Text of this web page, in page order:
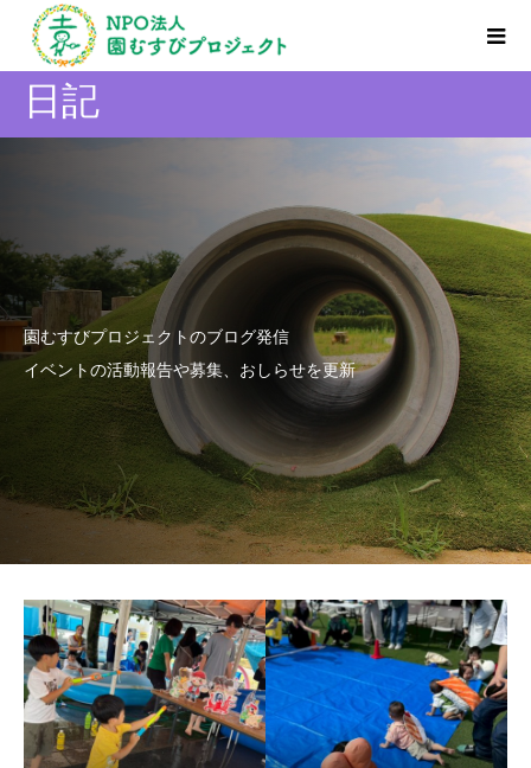
日記
園むすびプロジェクトのブログ発信
イベントの活動報告や募集、おしらせを更新